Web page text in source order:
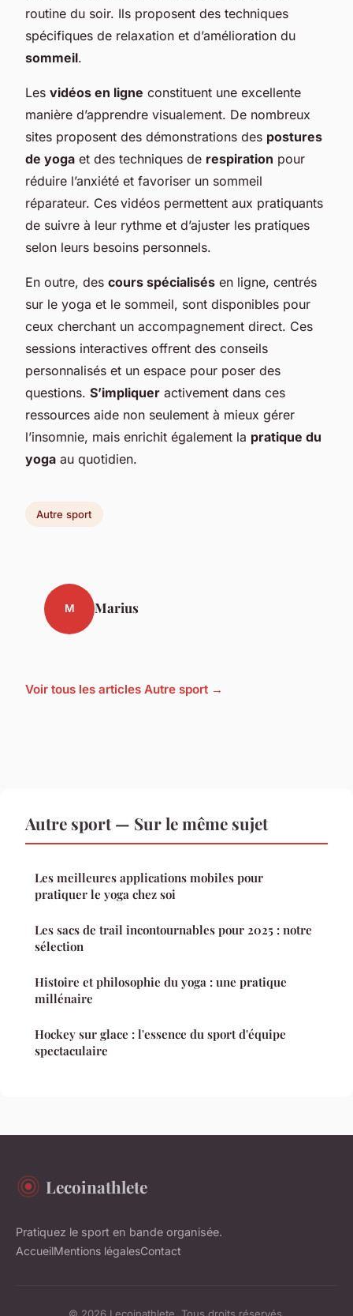
routine du soir. Ils proposent des techniques
spécifiques de relaxation et d’amélioration du
sommeil.
Les vidéos en ligne constituent une excellente
manière d’apprendre visualement. De nombreux
sites proposent des démonstrations des postures
de yoga et des techniques de respiration pour
réduire l’anxiété et favoriser un sommeil
réparateur. Ces vidéos permettent aux pratiquants
de suivre à leur rythme et d’ajuster les pratiques
selon leurs besoins personnels.
En outre, des cours spécialisés en ligne, centrés
sur le yoga et le sommeil, sont disponibles pour
ceux cherchant un accompagnement direct. Ces
sessions interactives offrent des conseils
personnalisés et un espace pour poser des
questions. S’impliquer activement dans ces
ressources aide non seulement à mieux gérer
l’insomnie, mais enrichit également la pratique du
yoga au quotidien.
Autre sport
M Marius
Voir tous les articles Autre sport →
Autre sport — Sur le même sujet
Les meilleures applications mobiles pour
pratiquer le yoga chez soi
Les sacs de trail incontournables pour 2025 : notre
sélection
Histoire et philosophie du yoga : une pratique
millénaire
Hockey sur glace : l'essence du sport d'équipe
spectaculaire
Lecoinathlete
Pratiquez le sport en bande organisée.
AccueilMentions légalesContact
© 2026 Lecoinathlete. Tous droits réservés.